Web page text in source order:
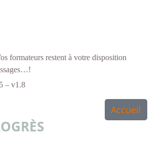
formateurs restent à votre disposition
– v1.8
Accueil